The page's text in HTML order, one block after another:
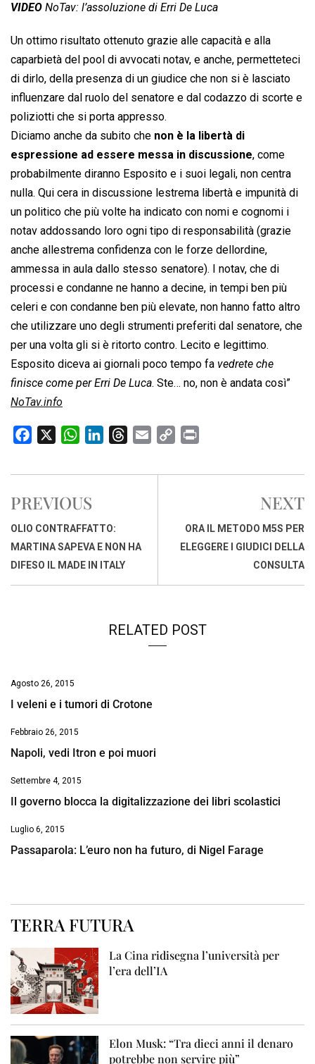
VIDEO NoTav: l’assoluzione di Erri De Luca
Un ottimo risultato ottenuto grazie alle capacità e alla
caparbietà del pool di avvocati notav, e anche, permetteteci
di dirlo, della presenza di un giudice che non si è lasciato
influenzare dal ruolo del senatore e dal codazzo di scorte e
poliziotti che si porta appresso.
Diciamo anche da subito che non è la libertà di
espressione ad essere messa in discussione, come
probabilmente diranno Esposito e i suoi legali, non centra
nulla. Qui cera in discussione lestrema libertà e impunità di
un politico che più volte ha indicato con nomi e cognomi i
notav addossando loro ogni tipo di responsabilità (grazie
anche allestrema confidenza con le forze dellordine,
ammessa in aula dallo stesso senatore). I notav, che di
processi e condanne ne hanno a decine, in tempi ben più
celeri e con condanne ben più elevate, non hanno fatto altro
che utilizzare uno degli strumenti preferiti dal senatore, che
per una volta gli si è ritorto contro. Lecito e legittimo.
Esposito diceva ai giornali poco tempo fa vedrete che
finisce come per Erri De Luca. Ste… no, non è andata così”
NoTav.info
c
b
o
o
k
W
a
s
A
p
p
n
d
I
n
r
s
a
p
i
PREVIOUS
OLIO CONTRAFFATTO:
MARTINA SAPEVA E NON HA
DIFESO IL MADE IN ITALY
NEXT
ORA IL METODO M5S PER
ELEGGERE I GIUDICI DELLA
CONSULTA
RELATED POST
Agosto 26, 2015
I veleni e i tumori di Crotone
Febbraio 26, 2015
Napoli, vedi Itron e poi muori
Settembre 4, 2015
Il governo blocca la digitalizzazione dei libri scolastici
Luglio 6, 2015
Passaparola: L’euro non ha futuro, di Nigel Farage
TERRA FUTURA
La Cina ridisegna l’università per
l’era dell’IA
Elon Musk: “Tra dieci anni il denaro
potrebbe non servire più”